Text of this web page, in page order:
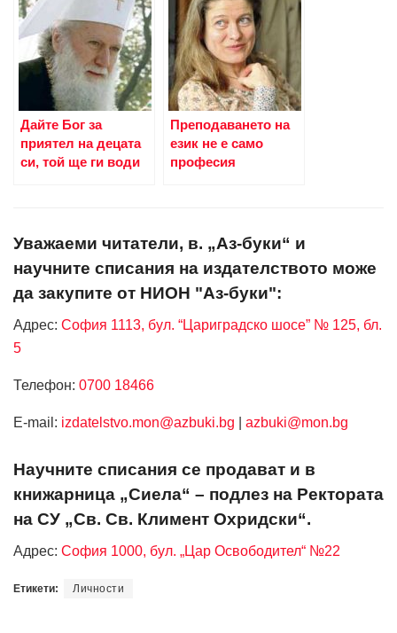
Дайте Бог за
приятел на децата
си, той ще ги води
Преподаването на
език не е само
професия
Уважаеми читатели, в. „Аз-буки“ и
научните списания на издателството може
да закупите от НИОН "Аз-буки":
Адрес: София 1113, бул. “Цариградско шосе” № 125, бл.
5
Телефон: 0700 18466
Е-mail: izdatelstvo.mon@azbuki.bg azbuki@mon.bg
Научните списания се продават и в
книжарница „Сиела“ – подлез на Ректората
на СУ „Св. Св. Климент Охридски“.
Адрес: София 1000, бул. „Цар Освободител“ №22
Етикети: Личности